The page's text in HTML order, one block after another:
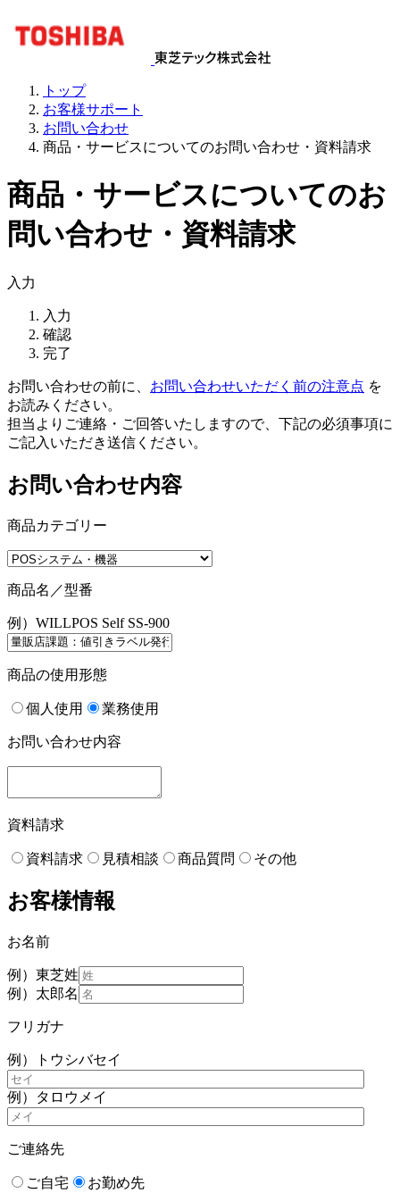
トップ
お客様サポート
お問い合わせ
商品・サービスについてのお問い合わせ・資料請求
商品・サービスについてのお
問い合わせ・資料請求
入力
入力
確認
完了
お問い合わせの前に、 お問い合わせいただく前の注意点 を
お読みください。
担当よりご連絡・ご回答いたしますので、下記の必須事項に
ご記入いただき送信ください。
お問い合わせ内容
商品カテゴリー
商品名／型番
例）WILLPOS Self SS-900
商品の使用形態
個人使用 業務使用
お問い合わせ内容
資料請求
資料請求 見積相談 商品質問 その他
お客様情報
お名前
例）東芝姓
例）太郎名
フリガナ
例）トウシバセイ
例）タロウ メイ
ご連絡先
ご自宅 お勤め先